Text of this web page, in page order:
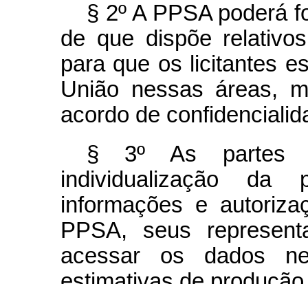
§ 2º A PPSA poderá
de que dispõe
para que os licitantes
União nessas áreas,
acordo de
§ 3º As partes
individualização da
informações e
PPSA, seus
acessar os dados